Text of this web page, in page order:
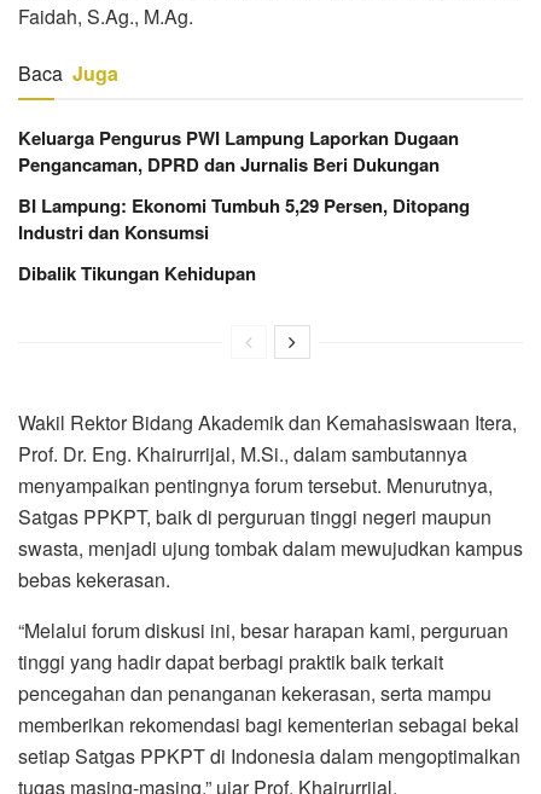
Faidah, S.Ag., M.Ag.
Baca Juga
Keluarga Pengurus PWI Lampung Laporkan Dugaan
Pengancaman, DPRD dan Jurnalis Beri Dukungan
BI Lampung: Ekonomi Tumbuh 5,29 Persen, Ditopang
Industri dan Konsumsi
Dibalik Tikungan Kehidupan
Wakil Rektor Bidang Akademik dan Kemahasiswaan Itera,
Prof. Dr. Eng. Khairurrijal, M.Si., dalam sambutannya
menyampaikan pentingnya forum tersebut. Menurutnya,
Satgas PPKPT, baik di perguruan tinggi negeri maupun
swasta, menjadi ujung tombak dalam mewujudkan kampus
bebas kekerasan.
“Melalui forum diskusi ini, besar harapan kami, perguruan
tinggi yang hadir dapat berbagi praktik baik terkait
pencegahan dan penanganan kekerasan, serta mampu
memberikan rekomendasi bagi kementerian sebagai bekal
setiap Satgas PPKPT di Indonesia dalam mengoptimalkan
tugas masing-masing,” ujar Prof. Khairurrijal.